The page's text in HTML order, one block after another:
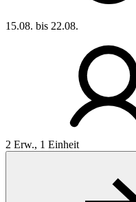
15.08. bis 22.08.
2 Erw., 1 Einheit